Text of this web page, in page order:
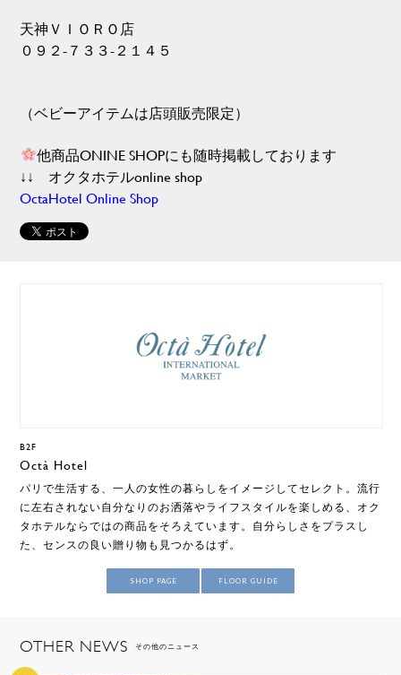
天神ＶＩＯＲＯ店
０９２-７３３-２１４５
（ベビーアイテムは店頭販売限定）
他商品ONINE SHOPにも随時掲載しております
↓↓ オクタホテルonline shop
OctaHotel Online Shop
B2F
Octà Hotel
パリで生活する、一人の女性の暮らしをイメージしてセレクト。流行
に左右されない自分なりのお洒落やライフスタイルを楽しめる、オク
タホテルならではの商品をそろえています。自分らしさをプラスし
た、センスの良い贈り物も見つかるはず。
SHOP PAGE FLOOR GUIDE
OTHER NEWS その他のニュース